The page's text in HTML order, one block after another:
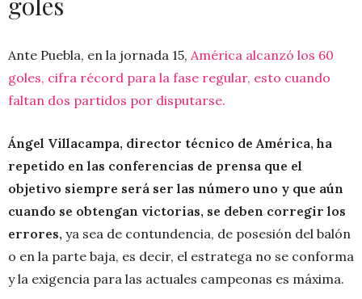
Ante Puebla, en la jornada 15, América alcanzó los 60
goles, cifra récord para la fase regular, esto cuando
faltan dos partidos por disputarse.
Ángel Villacampa, director técnico de América, ha
repetido en las conferencias de prensa que el
objetivo siempre será ser las número uno y que aún
cuando se obtengan victorias, se deben corregir los
errores, ya sea de contundencia, de posesión del balón
o en la parte baja, es decir, el estratega no se conforma
y la exigencia para las actuales campeonas es máxima.